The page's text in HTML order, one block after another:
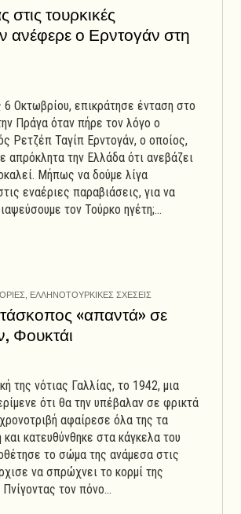
στις τουρκικές
ανέφερε ο Ερντογάν στη
Οκτωβρίου, επικράτησε ένταση στο
Πράγα όταν πήρε τον λόγο ο
Ρετζέπ Ταγίπ Ερντογάν, ο οποίος,
απρόκλητα την Ελλάδα ότι ανεβάζει
Μήπως να δούμε λίγα
εναέριες παραβιάσεις, για να
τον Τούρκο ηγέτη;...
ΕΛΛΗΝΟΤΟΥΡΚΙΚΕΣ ΣΧΕΣΕΙΣ
«απαντά» σε
Φουκτάι
της νότιας Γαλλίας, το 1942, μια
ότι θα την υπέβαλαν σε φρικτά
αφαίρεσε όλα της τα
κατευθύνθηκε στα κάγκελα του
το σώμα της ανάμεσα στις
να σπρώχνει το κορμί της
τον πόνο...